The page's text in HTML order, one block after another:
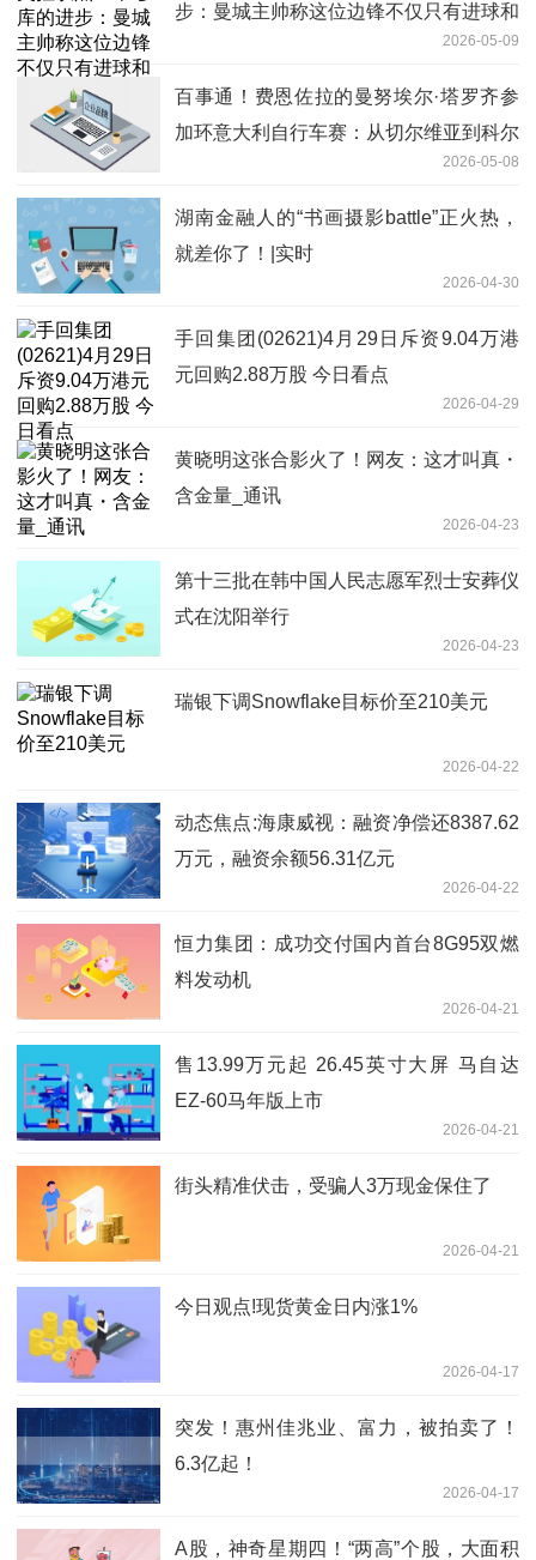
步：曼城主帅称这位边锋不仅只有进球和
2026-05-09
百事通！费恩佐拉的曼努埃尔·塔罗齐参
加环意大利自行车赛：从切尔维亚到科尔
2026-05-08
湖南金融人的“书画摄影battle”正火热，
就差你了！|实时
2026-04-30
手回集团(02621)4月29日斥资9.04万港
元回购2.88万股 今日看点
2026-04-29
黄晓明这张合影火了！网友：这才叫真・
含金量_通讯
2026-04-23
第十三批在韩中国人民志愿军烈士安葬仪
式在沈阳举行
2026-04-23
瑞银下调Snowflake目标价至210美元
2026-04-22
动态焦点:海康威视：融资净偿还8387.62
万元，融资余额56.31亿元
2026-04-22
恒力集团：成功交付国内首台8G95双燃
料发动机
2026-04-21
售13.99万元起 26.45英寸大屏 马自达
EZ-60马年版上市
2026-04-21
街头精准伏击，受骗人3万现金保住了
2026-04-21
今日观点!现货黄金日内涨1%
2026-04-17
突发！惠州佳兆业、富力，被拍卖了！
6.3亿起！
2026-04-17
A股，神奇星期四！“两高”个股，大面积